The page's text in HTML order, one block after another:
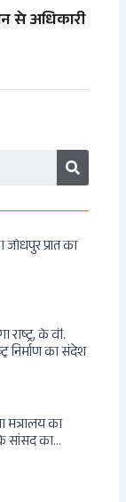
से अधिकारी
Search
जोधपुर प्रांत का
के वी.
निर्माण का संदेश
मंत्रालय का
के सांसद का